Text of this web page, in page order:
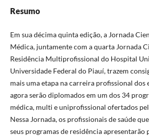
Resumo
Em sua décima quinta edição, a Jornada
Médica, juntamente com a quarta Jornada
Residência Multiprofissional do Hospital
Universidade Federal do Piauí, trazem
mais uma etapa na carreira profissional dos
agora serão diplomados em um dos 34
médica, multi e uniprofissional ofertados
Nessa Jornada, os profissionais de saúde
seus programas de residência apresentarão